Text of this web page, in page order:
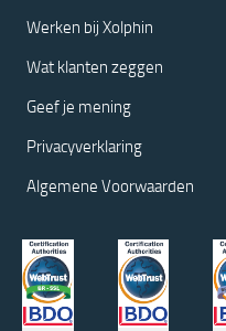
Werken bij Xolphin
Wat klanten zeggen
Geef je mening
Privacyverklaring
Algemene Voorwaarden